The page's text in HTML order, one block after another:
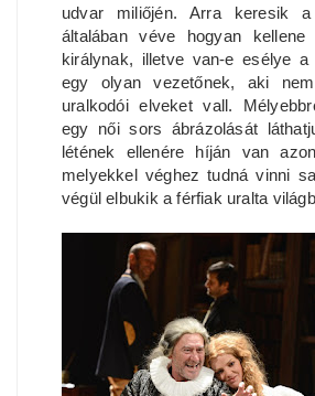
udvar miliőjén. Arra keresik
általában véve hogyan kellene
királynak, illetve van-e esélye a
egy olyan vezetőnek, aki nem
uralkodói elveket vall.
egy női sors ábrázolását
létének ellenére híján van
melyekkel véghez tudná vinni
végül elbukik a férfiak uralta